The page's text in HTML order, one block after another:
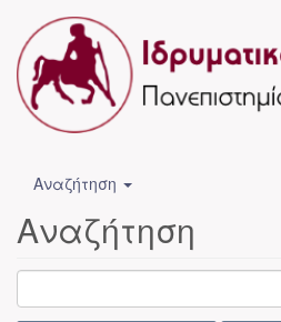
Αναζήτηση
Αναζήτηση